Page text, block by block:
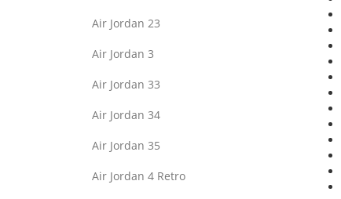
Air Jordan 23
Air Jordan 3
Air Jordan 33
Air Jordan 34
Air Jordan 35
Air Jordan 4 Retro